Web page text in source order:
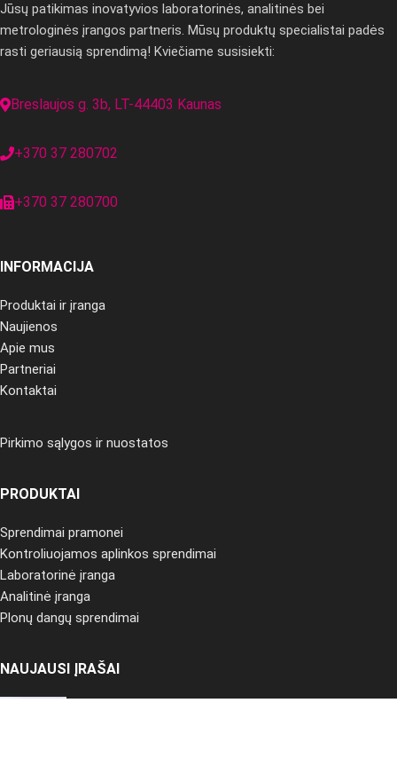
Jūsų patikimas inovatyvios laboratorinės, analitinės bei
metrologinės įrangos partneris. Mūsų produktų specialistai padės
rasti geriausią sprendimą! Kviečiame susisiekti:
Breslaujos g. 3b, LT-44403 Kaunas
+370 37 280702
+370 37 280700
INFORMACIJA
Produktai ir įranga
Naujienos
Apie mus
Partneriai
Kontaktai
Pirkimo sąlygos ir nuostatos
PRODUKTAI
Sprendimai pramonei
Kontroliuojamos aplinkos sprendimai
Laboratorinė įranga
Analitinė įranga
Plonų dangų sprendimai
NAUJAUSI ĮRAŠAI